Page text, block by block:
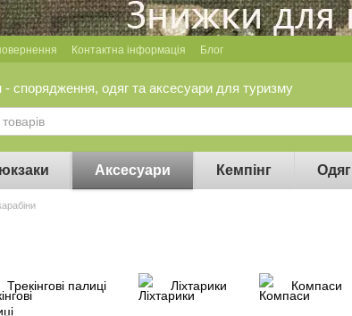
Контактна інформація Блог
- спорядження, одяг та аксесуари для туризму
Аксесуари Кемпінг Одяг
Трекінгові палиці Ліхтарики Компаси